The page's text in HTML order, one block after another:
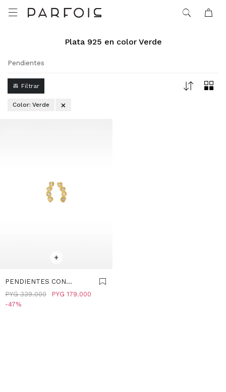

Plata 925 en color Verde
Pendientes
Color: Verde
+
PENDIENTES CON
CIRCONITAS - PLATA DE
LEY 925 - VERDE
PYG 179.000
PYG 339.000
47